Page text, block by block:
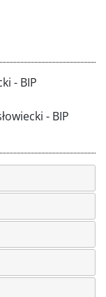
- BIP
- BIP